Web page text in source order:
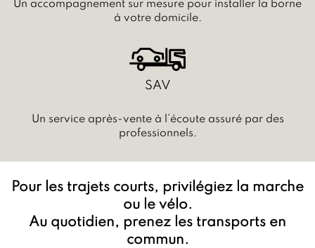
Un accompagnement sur mesure pour installer la borne
à votre domicile.
SAV
Un service après-vente à l’écoute assuré par des
professionnels.
Pour les trajets courts, privilégiez la marche
ou le vélo.
Au quotidien, prenez les transports en
commun.